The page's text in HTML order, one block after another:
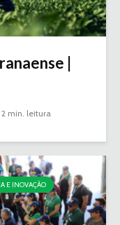
|
2 min. leitura
E INOVAÇÃO